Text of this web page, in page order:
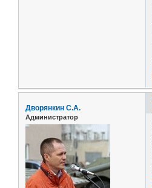
Дворянкин С.А.
Администратор